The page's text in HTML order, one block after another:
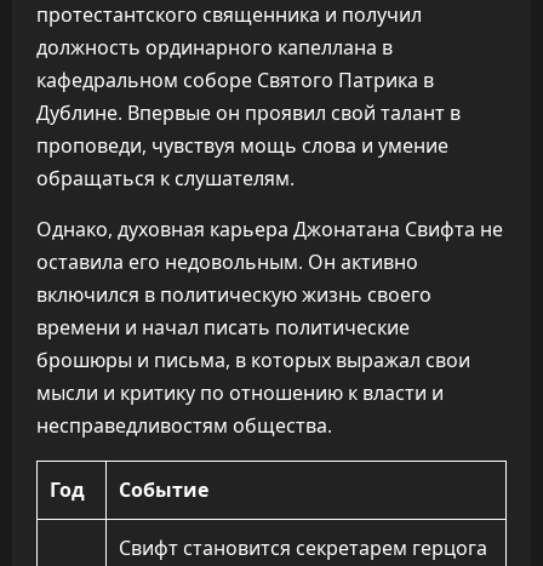
протестантского священника и получил
должность ординарного капеллана в
кафедральном соборе Святого Патрика в
Дублине. Впервые он проявил свой талант в
проповеди, чувствуя мощь слова и умение
обращаться к слушателям.
Однако, духовная карьера Джонатана Свифта не
оставила его недовольным. Он активно
включился в политическую жизнь своего
времени и начал писать политические
брошюры и письма, в которых выражал свои
мысли и критику по отношению к власти и
несправедливостям общества.
Год Событие
Свифт становится секретарем герцога